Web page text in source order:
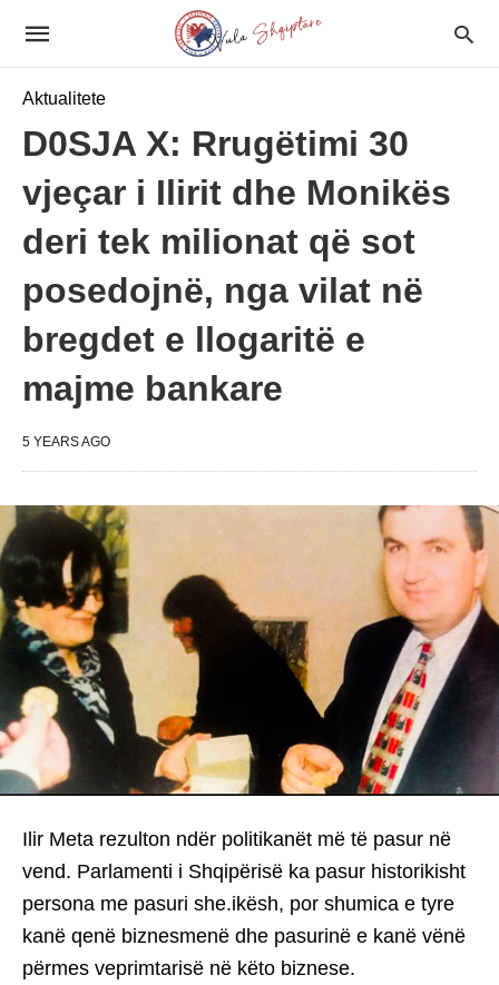
Aktualitete
D0SJA X: Rrugëtimi 30
vjeçar i Ilirit dhe Monikës
deri tek milionat që sot
posedojnë, nga vilat në
bregdet e llogaritë e
majme bankare
5 YEARS AGO
Ilir Meta rezulton ndër politikanët më të pasur në
vend. Parlamenti i Shqipërisë ka pasur historikisht
persona me pasuri she.ikësh, por shumica e tyre
kanë qenë biznesmenë dhe pasurinë e kanë vënë
përmes veprimtarisë në këto biznese.